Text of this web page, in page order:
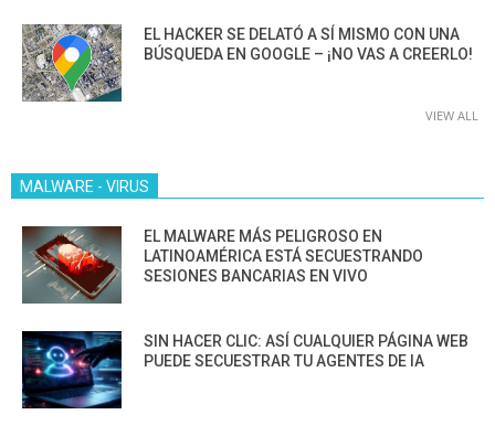
EL HACKER SE DELATÓ A SÍ MISMO CON UNA
BÚSQUEDA EN GOOGLE – ¡NO VAS A CREERLO!
VIEW ALL
MALWARE - VIRUS
EL MALWARE MÁS PELIGROSO EN
LATINOAMÉRICA ESTÁ SECUESTRANDO
SESIONES BANCARIAS EN VIVO
SIN HACER CLIC: ASÍ CUALQUIER PÁGINA WEB
PUEDE SECUESTRAR TU AGENTES DE IA